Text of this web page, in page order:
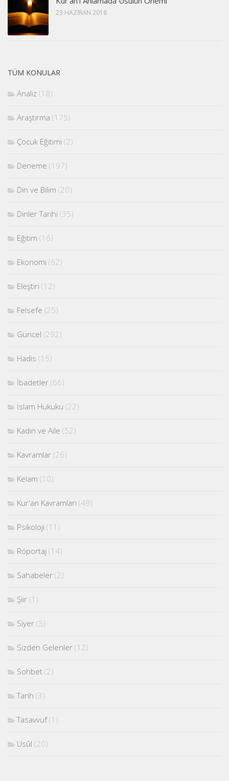
23 HAZIRAN 2018
TÜM KONULAR
Analiz (18)
Araştırma (175)
Çocuk Eğitimi (2)
Deneme (197)
Din ve Bilim (20)
Dinler Tarihi (35)
Eğitim (16)
Ekonomi (62)
Eleştiri (12)
Felsefe (25)
Güncel (292)
Hadis (15)
İbadetler (66)
İslam Hukuku (22)
Kadın ve Aile (52)
Kavramlar (26)
Kelam (10)
Kur'an Kavramları (49)
Psikoloji (11)
Röportaj (14)
Sahabeler (2)
Şiir (1)
Siyer (5)
Sizden Gelenler (12)
Sohbet (2)
Tarih (3)
Tasavvuf(1)
Usûl (20)